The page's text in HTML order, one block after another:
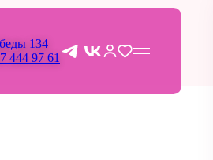
134
444 97 61